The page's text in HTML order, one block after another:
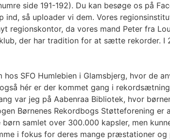
side 191-192). Du kan besøge os på
ind, så uploader vi dem. Vores
da vores mand Peter fra
der har tradition for at sætte rekorder. I
SFO Humlebien i Glamsbjerg, hvor de
hér er der kommet gang i
var jeg på Aabenraa Bibliotek, hvor
Børnenes Rekordbogs Støtteforening
samlet over 300.000 kapsler, men
i fokus for deres mange præstationer